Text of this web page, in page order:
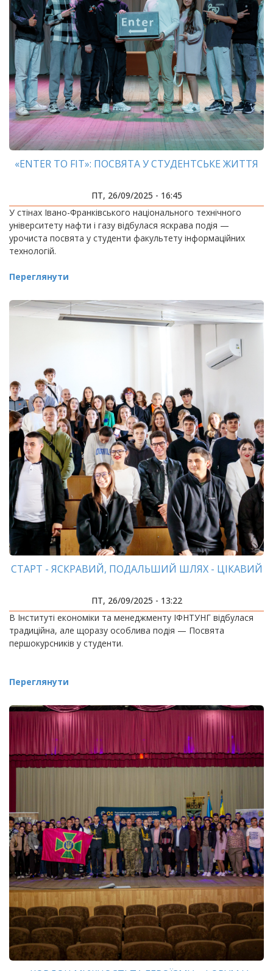
«ENTER TO FIT»: ПОСВЯТА У СТУДЕНТСЬКЕ ЖИТТЯ
ПТ, 26/09/2025 - 16:45
У стінах Івано-Франківського національного технічного
університету нафти і газу відбулася яскрава подія —
урочиста посвята у студенти факультету інформаційних
технологій.
Переглянути
СТАРТ - ЯСКРАВИЙ, ПОДАЛЬШИЙ ШЛЯХ - ЦІКАВИЙ
ПТ, 26/09/2025 - 13:22
В Інституті економіки та менеджменту ІФНТУНГ відбулася
традиційна, але щоразу особлива подія — Посвята
першокурсників у студенти.
Переглянути